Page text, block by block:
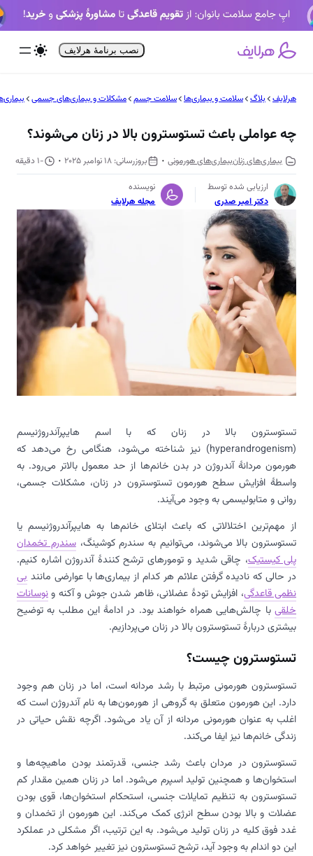
رفتن
به
نصب برنامۀ هرلایف
هرلایف بلاگ سلامت و بیماری‌ها سلامت جسم مشکلات و بیماری‌های جسمی
چه عواملی باعث تستوسترون بالا در زنان می‌شوند؟
بیماری‌های زنانبیماری‌های هورمونی 18 نوامبر 2025
-1 دقیقه
ارزیابی شده توسط
دکتر امیر صدری
نویسنده
مجله هرلایف
تستوسترون بالا در زنان که با اسم هایپرآندروژنیسم
(hyperandrogenism) نیز شناخته می‌شود، هنگامی رخ می‌دهد که
هورمون مردانۀ آندروژن در بدن خانم‌ها از حد معمول بالاتر می‌رود. به
واسطۀ افزایش سطح هورمون تستوسترون در زنان، مشکلات جسمی،
روانی و متابولیسمی به وجود می‌آیند.
از مهم‌ترین اختلالاتی که باعث ابتلای خانم‌ها به هایپرآندروژنیسم یا
تستوسترون بالا می‌شوند، می‌توانیم به سندرم کوشینگ،سندرم تخمدان
پلی کیستیک، چاقی شدید و تومورهای ترشح کنندۀ آندروژن اشاره کنیم.
در حالی که نادیده گرفتن علائم هر کدام از بیماری‌ها با عوارضی مانند بی
نظمی قاعدگی، افزایش تودۀ عضلانی، ظاهر شدن جوش و آکنه ونوسانات
خلقی با چالش‌هایی همراه خواهند بود. در ادامۀ این مطلب به توضیح
بیشتری دربارۀ تستوسترون بالا در زنان می‌پردازیم.
تستوسترون چیست؟
تستوسترون هورمونی مرتبط با رشد مردانه است، اما در زنان هم وجود
دارد. این هورمون متعلق به گروهی از هورمون‌ها به نام آندروژن است که
اغلب به عنوان هورمونی مردانه از آن یاد می‌شود. اگرچه نقش حیاتی در
زندگی خانم‌ها نیز ایفا می‌کند.
تستوسترون در مردان باعث رشد جنسی، قدرتمند بودن ماهیچه‌ها و
استخوان‌ها و همچنین تولید اسپرم می‌شود. اما در زنان همین مقدار کم
تستوسترون به تنظیم تمایلات جنسی، استحکام استخوان‌ها، قوی بودن
عضلات و بالا بودن سطح انرژی کمک می‌کند. این هورمون از تخمدان و
غدد فوق کلیه در زنان تولید می‌شود. به این ترتیب، اگر مشکلی در عملکرد
این دو اندام به وجود آید، ترشح تستوسترون نیز تغییر خواهد کرد.